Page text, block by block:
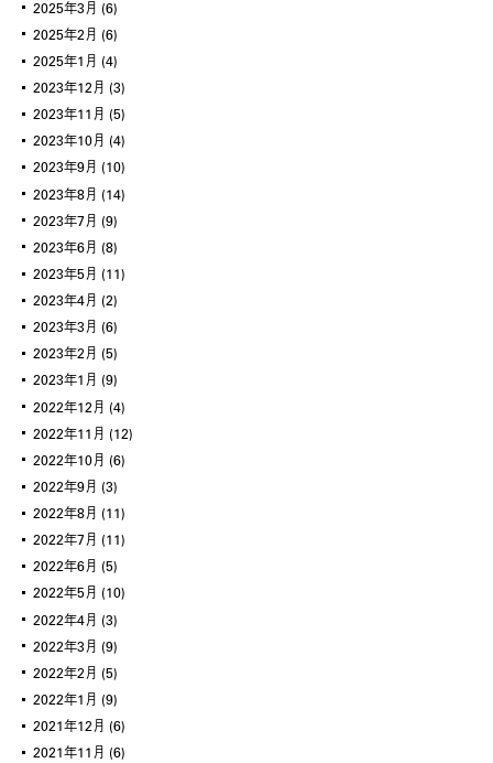
2025年3月 (6)
2025年2月 (6)
2025年1月 (4)
2023年12月 (3)
2023年11月 (5)
2023年10月 (4)
2023年9月 (10)
2023年8月 (14)
2023年7月 (9)
2023年6月 (8)
2023年5月 (11)
2023年4月 (2)
2023年3月 (6)
2023年2月 (5)
2023年1月 (9)
2022年12月 (4)
2022年11月 (12)
2022年10月 (6)
2022年9月 (3)
2022年8月 (11)
2022年7月 (11)
2022年6月 (5)
2022年5月 (10)
2022年4月 (3)
2022年3月 (9)
2022年2月 (5)
2022年1月 (9)
2021年12月 (6)
2021年11月 (6)